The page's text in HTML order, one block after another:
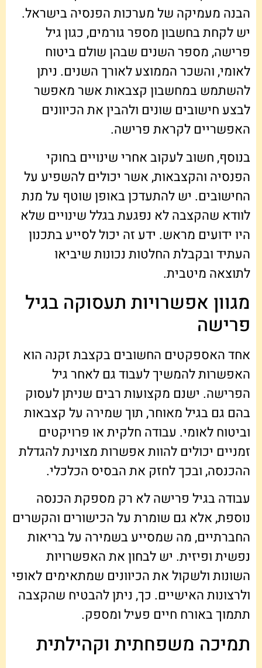
הבנה מעמיקה של מערכות הפנסיה בישראל.
יש לקחת בחשבון מספר גורמים, כגון גיל
פרישה, מספר השנים שבהן שולם ביטוח
לאומי, והשכר הממוצע לאורך השנים. ניתן
להשתמש במחשבון קצבאות אשר מאפשר
לבצע חישובים שונים ולהבין את הכיוונים
האפשריים לקראת פרישה.
בנוסף, חשוב לעקוב אחרי שינויים בחוקי
הפנסיה והקצבאות, אשר יכולים להשפיע על
החישובים. יש להתעדכן באופן שוטף על מנת
לוודא שהקצבה לא נפגעת בגלל שינויים שלא
היו ידועים מראש. ידע זה יכול לסייע בתכנון
העתיד ובקבלת החלטות נכונות שיביאו
לתוצאה מיטבית.
מגוון אפשרויות תעסוקה בגיל
פרישה
אחד האספקטים החשובים בקצבת זקנה הוא
האפשרות להמשיך לעבוד גם לאחר גיל
הפרישה. ישנם מקצועות רבים שניתן לעסוק
בהם גם בגיל מאוחר, תוך שמירה על קצבאות
וביטוח לאומי. עבודה חלקית או פרויקטים
זמניים יכולים להוות אפשרות מצוינת להגדלת
ההכנסה, ובכך לחזק את הבסיס הכלכלי.
עבודה בגיל פרישה לא רק מספקת הכנסה
נוספת, אלא גם שומרת על הכישורים והקשרים
החברתיים, מה שמסייע בשמירה על בריאות
נפשית ופיזית. יש לבחון את האפשרויות
השונות ולשקול את הכיוונים שמתאימים לאופי
ולרצונות האישיים. כך, ניתן להבטיח שהקצבה
תתמוך באורח חיים פעיל ומספק.
תמיכה משפחתית וקהילתית